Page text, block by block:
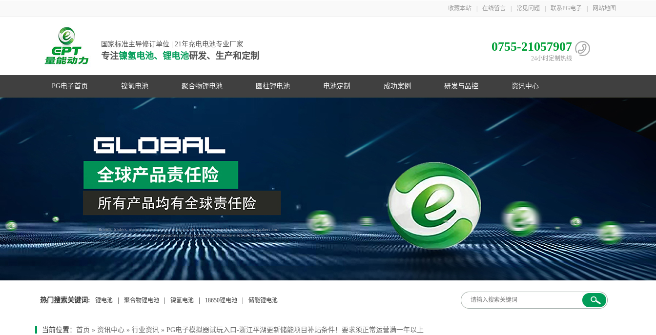
收藏本站 在线留言 常见问题 联系PG电子 网站地图
国家标准主导修订单位 | 21年充电电池专业厂家
专注镍氢电池、锂电池研发、生产和定制
0755-21057907
24小时定制热线
PG电子首页 镍氢电池 聚合物锂电池 圆柱锂电池 电池定制 成功案例 研发与品控 资讯中心
高容量镍氢电池
超低自放电镍氢电池
动力镍氢电池
常规镍氢电池
PG游戏官网是镍氢电池国家标准主导
修订单位，并参与多项锂电池行业国
家标准的制定
动力聚合物锂电池
数码聚合物锂电池
家标准的制定
PG游戏官网是镍氢电池国家标准主导
修订单位，并参与多项锂电池行业国
PG电子在行业首创镍氢B型电池；在
电池定制
品质管控
PG游戏官网三地一共取得国家专利
企业文化
联系PG电子
PG游戏官网是国家高新技术企业，在
PG游戏官网21年服务上千家客户，遍
热门搜索关键词: 锂电池 聚合物锂电池 镍氢电池 18650锂电池 储能锂电池
当前位置 ： 首页 » 资讯中心 » 行业资讯 » PG电子模拟器试玩入口-浙江平湖更新储能项目补贴条件！要求须正常运营满一年以上